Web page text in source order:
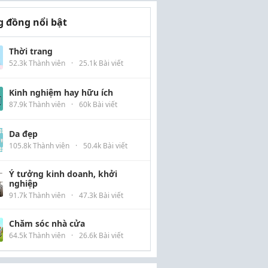
đồng nổi bật
Thời trang
52.3k Thành viên · 25.1k Bài viết
Kinh nghiệm hay hữu ích
87.9k Thành viên · 60k Bài viết
Da đẹp
105.8k Thành viên · 50.4k Bài viết
Ý tưởng kinh doanh, khởi
nghiệp
91.7k Thành viên · 47.3k Bài viết
Chăm sóc nhà cửa
64.5k Thành viên · 26.6k Bài viết